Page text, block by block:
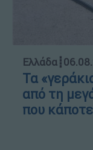
Ελλάδα┋
Τα
από τη
που